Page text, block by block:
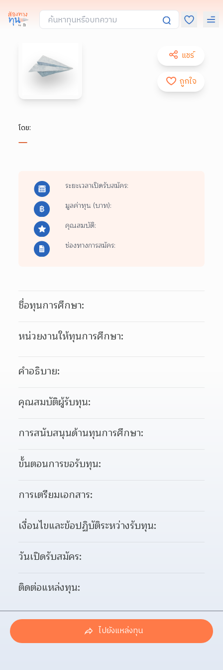
แชร์
ถูกใจ
โดย:
ระยะเวลาเปิดรับสมัคร:
มูลค่าทุน (บาท):
คุณสมบัติ:
ช่องทางการสมัคร:
ชื่อทุนการศึกษา:
หน่วยงานให้ทุนการศึกษา:
คำอธิบาย:
คุณสมบัติผู้รับทุน:
การสนับสนุนด้านทุนการศึกษา:
ขั้นตอนการขอรับทุน:
การเตรียมเอกสาร:
เงื่อนไขและข้อปฏิบัติระหว่างรับทุน:
วันเปิดรับสมัคร:
ติดต่อแหล่งทุน:
ไปยังแหล่งทุน